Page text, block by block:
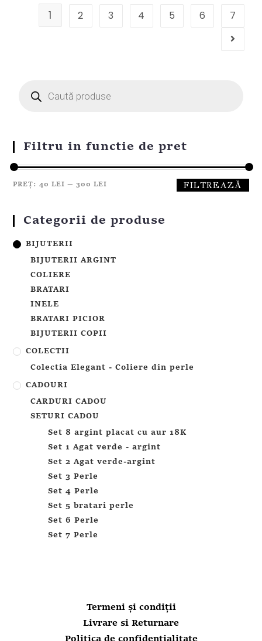
1 2 3 4 5 6 7
Filtru in functie de pret
FILTREAZĂ
PREȚ:40 LEI —300 LEI
Categorii de produse
BIJUTERII
BIJUTERII ARGINT
COLIERE
BRATARI
INELE
BRATARI PICIOR
BIJUTERII COPII
COLECTII
Colectia Elegant - Coliere din perle
CADOURI
CARDURI CADOU
SETURI CADOU
Set 8 argint placat cu aur 18K
Set 1 Agat verde - argint
Set 2 Agat verde-argint
Set 3 Perle
Set 4 Perle
Set 5 bratari perle
Set 6 Perle
Set 7 Perle
Termeni și condiții
Livrare si Returnare